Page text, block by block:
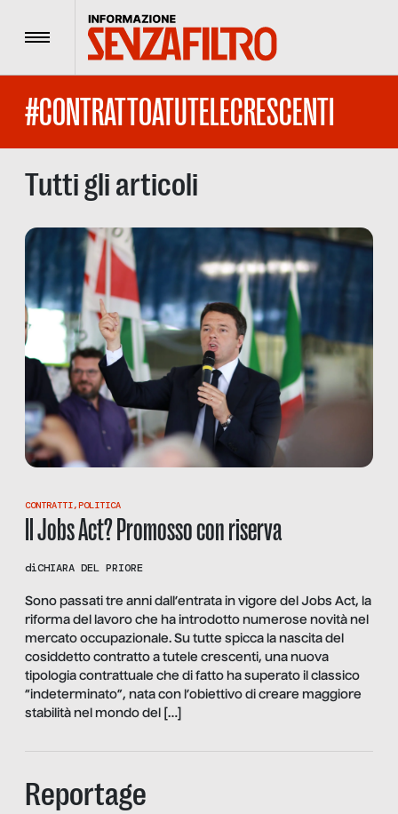
Menu
#CONTRATTOATUTELECRESCENTI
Tutti gli articoli
CONTRATTI,POLITICA
Il Jobs Act? Promosso con riserva
diCHIARA DEL PRIORE
Sono passati tre anni dall’entrata in vigore del Jobs Act, la
riforma del lavoro che ha introdotto numerose novità nel
mercato occupazionale. Su tutte spicca la nascita del
cosiddetto contratto a tutele crescenti, una nuova
tipologia contrattuale che di fatto ha superato il classico
“indeterminato”, nata con l’obiettivo di creare maggiore
stabilità nel mondo del […]
Reportage